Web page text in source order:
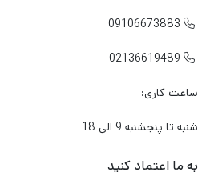

09106673883

02136619489
ساعت کاری:
شنبه تا پنجشنبه 9 الی 18
به ما اعتماد کنید